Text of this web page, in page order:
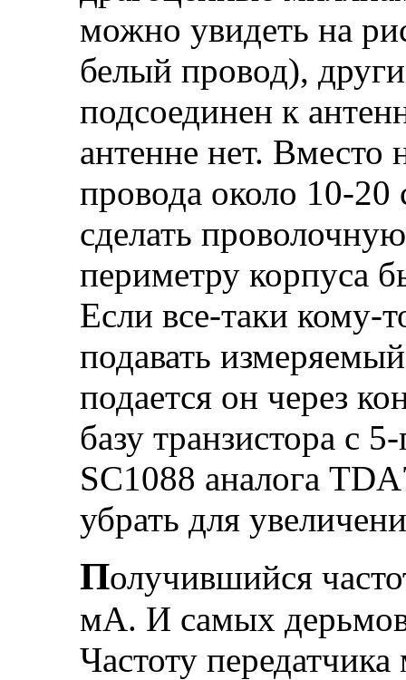
можно увидеть на
белый провод),
подсоединен к
антенне нет. Вместо
провода около 10-
сделать
периметру корпуса
Если все-таки кому-
подавать
подается он через
базу транзистора с
SC1088 аналога
убрать для
Получившийся
мА. И самых
Частоту